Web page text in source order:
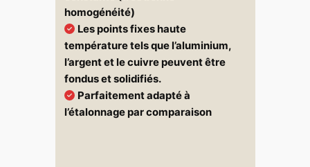
homogénéité)
Les points fixes haute
température tels que l’aluminium,
l’argent et le cuivre peuvent être
fondus et solidifiés.
Parfaitement adapté à
l’étalonnage par comparaison